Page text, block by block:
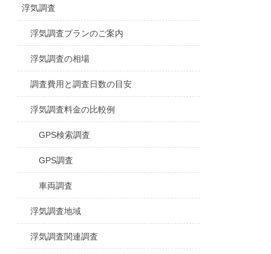
浮気調査
浮気調査プランのご案内
浮気調査の相場
調査費用と調査日数の目安
浮気調査料金の比較例
GPS検索調査
GPS調査
車両調査
浮気調査地域
浮気調査関連調査